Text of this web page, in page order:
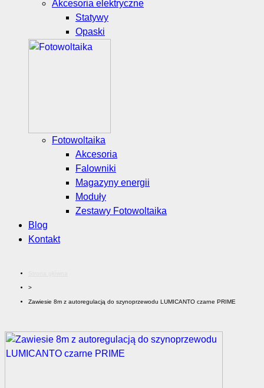
Akcesoria elektryczne
Statywy
Opaski
Fotowoltaika
Akcesoria
Falowniki
Magazyny energii
Moduły
Zestawy Fotowoltaika
Blog
Kontakt
>
Zawiesie 8m z autoregulacją do szynoprzewodu LUMICANTO czarne PRIME